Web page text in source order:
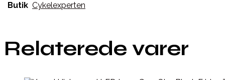
Butik Cykelexperten
Relaterede varer